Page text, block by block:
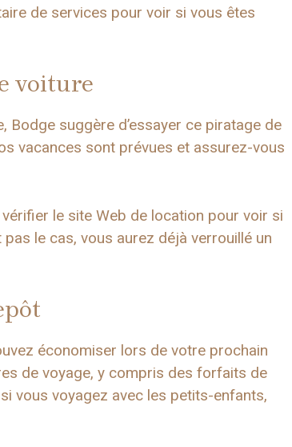
de services pour voir si vous êtes
voiture
Bodge suggère d’essayer ce piratage de
vacances sont prévues et assurez-vous
le site Web de location pour voir si
pas le cas, vous aurez déjà verrouillé un
économiser lors de votre prochain
de voyage, y compris des forfaits de
vous voyagez avec les petits-enfants,